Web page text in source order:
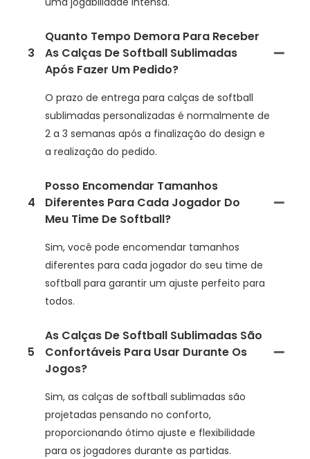
3
Quanto Tempo Demora Para Receber
As Calças De Softball Sublimadas
Após Fazer Um Pedido?
O prazo de entrega para calças de softball
sublimadas personalizadas é normalmente de
2 a 3 semanas após a finalização do design e
a realização do pedido.
4
Posso Encomendar Tamanhos
Diferentes Para Cada Jogador Do
Meu Time De Softball?
Sim, você pode encomendar tamanhos
diferentes para cada jogador do seu time de
softball para garantir um ajuste perfeito para
todos.
5
As Calças De Softball Sublimadas São
Confortáveis Para Usar Durante Os
Jogos?
Sim, as calças de softball sublimadas são
projetadas pensando no conforto,
proporcionando ótimo ajuste e flexibilidade
para os jogadores durante as partidas.